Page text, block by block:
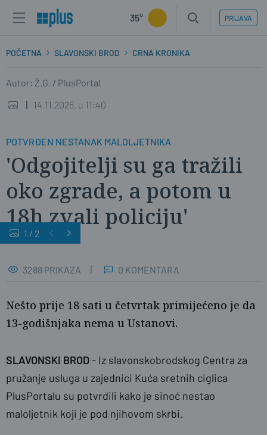
35° PRIJAVA
POČETNA SLAVONSKI BROD CRNA KRONIKA
Autor: Ž.G. / PlusPortal
14.11.2025. u 11:40
POTVRĐEN NESTANAK MALOLJETNIKA
'Odgojitelji su ga tražili
oko zgrade, a potom u
18h zvali policiju'
1 / 2
3288 PRIKAZA 0 KOMENTARA
Nešto prije 18 sati u četvrtak primijećeno je da
13-godišnjaka nema u Ustanovi.
SLAVONSKI BROD- Iz slavonskobrodskog Centra za
pružanje usluga u zajednici Kuća sretnih ciglica
PlusPortalu su potvrdili kako je sinoć nestao
maloljetnik koji je pod njihovom skrbi.